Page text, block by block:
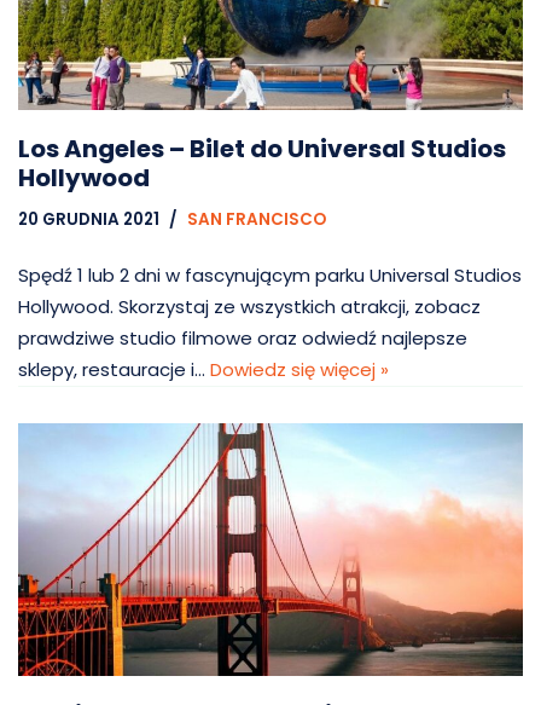
Los Angeles – Bilet do Universal Studios
Hollywood
20 GRUDNIA 2021 SAN FRANCISCO
Spędź 1 lub 2 dni w fascynującym parku Universal Studios
Hollywood. Skorzystaj ze wszystkich atrakcji, zobacz
prawdziwe studio filmowe oraz odwiedź najlepsze
sklepy, restauracje i… Dowiedz się więcej »